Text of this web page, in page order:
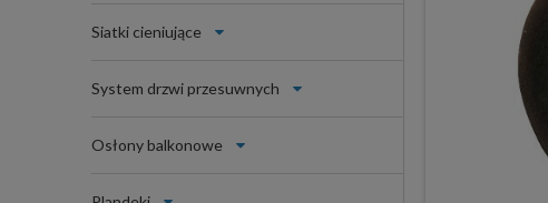
Siatki cieniujące
System drzwi przesuwnych
Osłony balkonowe